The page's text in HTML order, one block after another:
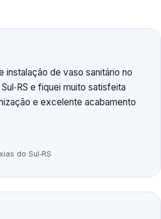
instalação de vaso sanitário no
e fiquei muito satisfeita
e excelente acabamento
do Sul‑RS